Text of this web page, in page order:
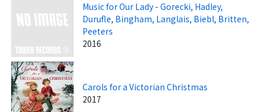
Music for Our Lady - Gorecki, Hadley,
Durufle, Bingham, Langlais, Biebl, Britten,
Peeters
2016
Carols for a Victorian Christmas
2017